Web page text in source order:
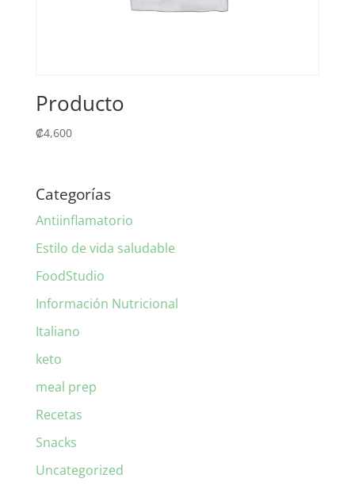
Producto
₡4,600
Categorías
Antiinflamatorio
Estilo de vida saludable
FoodStudio
Información Nutricional
Italiano
keto
meal prep
Recetas
Snacks
Uncategorized